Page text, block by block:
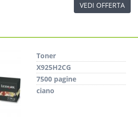
VEDI OFFERTA
Toner
X925H2CG
7500 pagine
ciano